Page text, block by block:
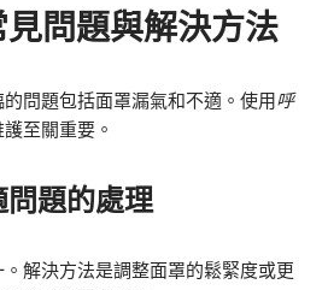
問題與解決方法
問題包括面罩漏氣和不適。使用呼
至關重要。
問題的處理
解決方法是調整面罩的鬆緊度或更